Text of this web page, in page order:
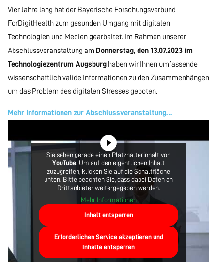
Vier Jahre lang hat der Bayerische Forschungsverbund
ForDigitHealth zum gesunden Umgang mit digitalen
Technologien und Medien gearbeitet. Im Rahmen unserer
Abschlussveranstaltung am Donnerstag, den 13.07.2023 im
Technologiezentrum Augsburg haben wir Ihnen umfassende
wissenschaftlich valide Informationen zu den Zusammenhängen
um das Problem des digitalen Stresses geboten.
Mehr Informationen zur Abschlussveranstaltung…
Sie sehen gerade einen Platzhalterinhalt von
YouTube. Um auf den eigentlichen Inhalt
zuzugreifen, klicken Sie auf die Schaltfläche
unten. Bitte beachten Sie, dass dabei Daten an
Drittanbieter weitergegeben werden.
Mehr Informationen
Inhalt entsperren
Erforderlichen Service akzeptieren und
Inhalte entsperren